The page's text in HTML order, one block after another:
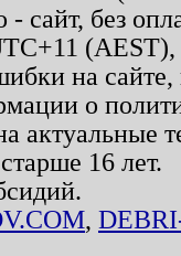
сайт, без
на
о
актуальные
16 лет.
,